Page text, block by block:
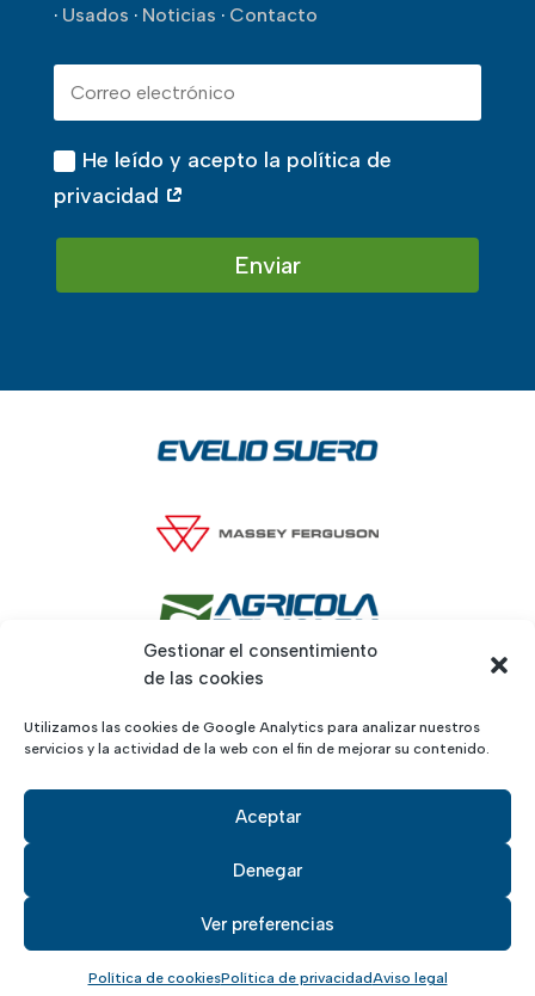
Gestionar el consentimiento
de las cookies
Utilizamos las cookies de Google Analytics para analizar nuestros
servicios y la actividad de la web con el fin de mejorar su contenido.
Aceptar
Denegar
Ver preferencias
Política de cookiesPolítica de privacidadAviso legal
· Usados · Noticias · Contacto
He leído y acepto la política de
privacidad
Enviar
, políticas de
© 2026 Grupo Evelio Suero·Síguenos en redes